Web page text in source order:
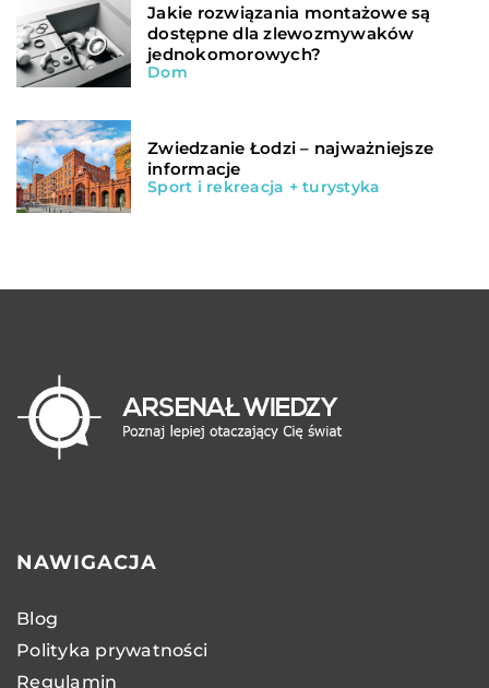
Jakie rozwiązania montażowe są
dostępne dla zlewozmywaków
jednokomorowych?
Dom
Zwiedzanie Łodzi – najważniejsze
informacje
Sport i rekreacja + turystyka
NAWIGACJA
Blog
Polityka prywatności
Regulamin